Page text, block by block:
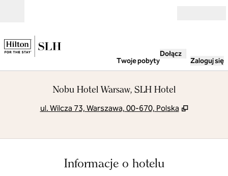
Twoje pobyty
Dołącz
Zaloguj się
Nobu Hotel Warsaw, SLH Hotel
ul. Wilcza 73, Warszawa, 00-670, Polska ,
Informacje o hotelu